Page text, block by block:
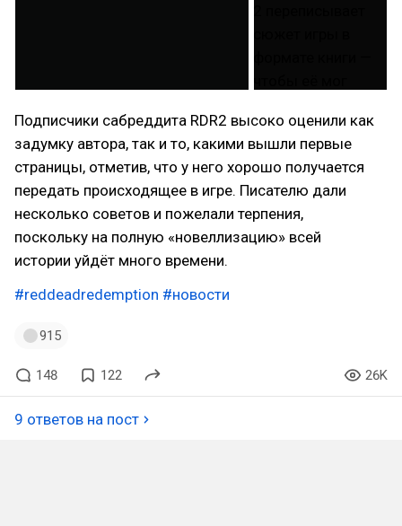
Подписчики сабреддита RDR2 высоко оценили как
задумку автора, так и то, какими вышли первые
страницы, отметив, что у него хорошо получается
передать происходящее в игре. Писателю дали
несколько советов и пожелали терпения,
поскольку на полную «новеллизацию» всей
истории уйдёт много времени.
#reddeadredemption #новости
915
148 122 26K
9 ответов на пост